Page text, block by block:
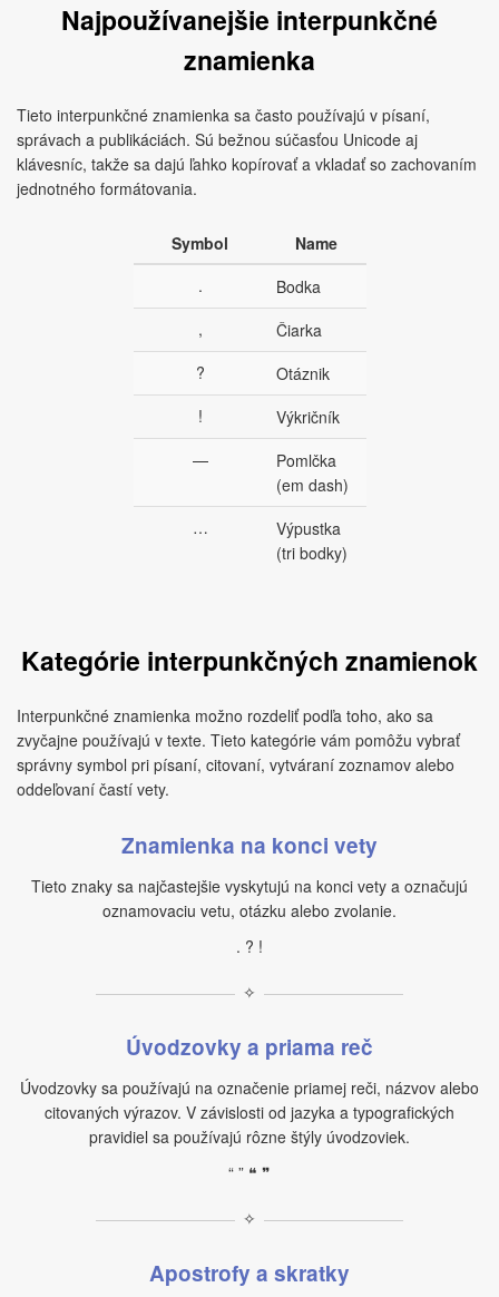
Najpoužívanejšie interpunkčné
znamienka
Tieto interpunkčné znamienka sa často používajú v písaní,
správach a publikáciách. Sú bežnou súčasťou Unicode aj
klávesníc, takže sa dajú ľahko kopírovať a vkladať so zachovaním
jednotného formátovania.
Symbol
Name
.
Bodka
,
Čiarka
?
Otáznik
!
Výkričník
—
Pomlčka
(em dash)
…
Výpustka
(tri bodky)
Kategórie interpunkčných znamienok
Interpunkčné znamienka možno rozdeliť podľa toho, ako sa
zvyčajne používajú v texte. Tieto kategórie vám pomôžu vybrať
správny symbol pri písaní, citovaní, vytváraní zoznamov alebo
oddeľovaní častí vety.
Znamienka na konci vety
Tieto znaky sa najčastejšie vyskytujú na konci vety a označujú
oznamovaciu vetu, otázku alebo zvolanie.
. ? !
✧
Úvodzovky a priama reč
Úvodzovky sa používajú na označenie priamej reči, názvov alebo
citovaných výrazov. V závislosti od jazyka a typografických
pravidiel sa používajú rôzne štýly úvodzoviek.
“ ” ❝ ❞
✧
Apostrofy a skratky